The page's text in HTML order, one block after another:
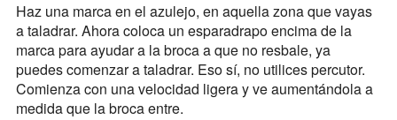
Haz una marca en el azulejo, en aquella zona que vayas
a taladrar. Ahora coloca un esparadrapo encima de la
marca para ayudar a la broca a que no resbale, ya
puedes comenzar a taladrar. Eso sí, no utilices percutor.
Comienza con una velocidad ligera y ve aumentándola a
medida que la broca entre.